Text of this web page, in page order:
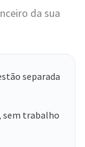
da sua
separada
sem trabalho